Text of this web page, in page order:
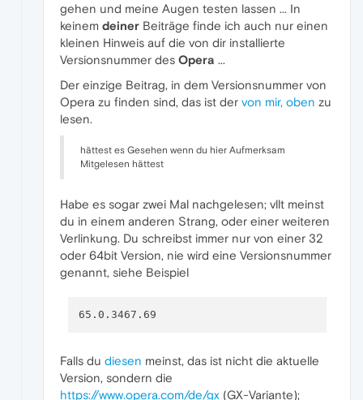
gehen und meine Augen testen lassen ... In
keinem deiner Beiträge finde ich auch nur einen
kleinen Hinweis auf die von dir installierte
Versionsnummer des Opera ...
Der einzige Beitrag, in dem Versionsnummer von
Opera zu finden sind, das ist der von mir, oben zu
lesen.
hättest es Gesehen wenn du hier Aufmerksam
Mitgelesen hättest
Habe es sogar zwei Mal nachgelesen; vllt meinst
du in einem anderen Strang, oder einer weiteren
Verlinkung. Du schreibst immer nur von einer 32
oder 64bit Version, nie wird eine Versionsnummer
genannt, siehe Beispiel
Falls du diesen meinst, das ist nicht die aktuelle
Version, sondern die
https://www.opera.com/de/gx (GX-Variante);